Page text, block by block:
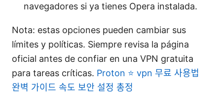
navegadores si ya tienes Opera instalada.
Nota: estas opciones pueden cambiar sus
límites y políticas. Siempre revisa la página
oficial antes de confiar en una VPN gratuita
para tareas críticas. Proton ⭐ vpn 무료 사용법
완벽 가이드 속도 보안 설정 총정